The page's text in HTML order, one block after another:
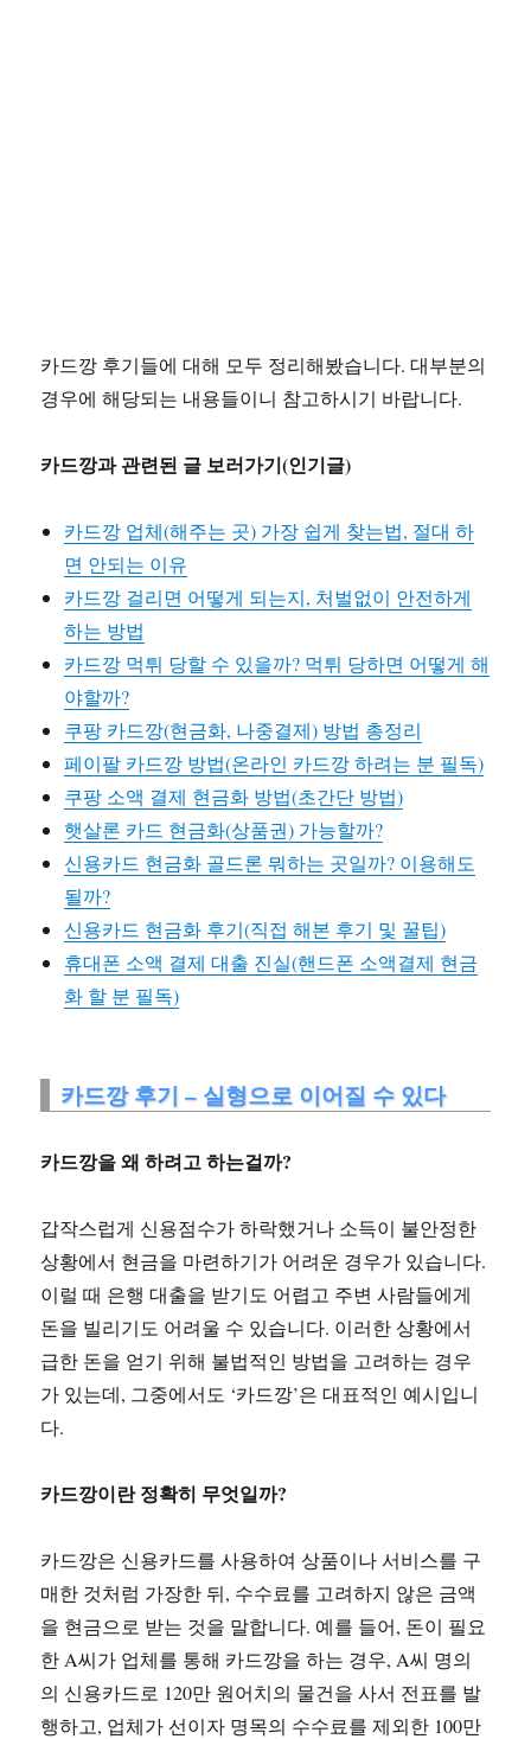
카드깡 후기들에 대해 모두 정리해봤습니다. 대부분의
경우에 해당되는 내용들이니 참고하시기 바랍니다.
카드깡과 관련된 글 보러가기(인기글)
카드깡 업체(해주는 곳) 가장 쉽게 찾는법, 절대 하
면 안되는 이유
카드깡 걸리면 어떻게 되는지, 처벌없이 안전하게
하는 방법
카드깡 먹튀 당할 수 있을까? 먹튀 당하면 어떻게 해
야할까?
쿠팡 카드깡(현금화, 나중결제) 방법 총정리
페이팔 카드깡 방법(온라인 카드깡 하려는 분 필독)
쿠팡 소액 결제 현금화 방법(초간단 방법)
햇살론 카드 현금화(상품권) 가능할까?
신용카드 현금화 골드론 뭐하는 곳일까? 이용해도
될까?
신용카드 현금화 후기(직접 해본 후기 및 꿀팁)
휴대폰 소액 결제 대출 진실(핸드폰 소액결제 현금
화 할 분 필독)
카드깡 후기 – 실형으로 이어질 수 있다
카드깡을 왜 하려고 하는걸까?
갑작스럽게 신용점수가 하락했거나 소득이 불안정한
상황에서 현금을 마련하기가 어려운 경우가 있습니다.
이럴 때 은행 대출을 받기도 어렵고 주변 사람들에게
돈을 빌리기도 어려울 수 있습니다. 이러한 상황에서
급한 돈을 얻기 위해 불법적인 방법을 고려하는 경우
가 있는데, 그중에서도 ‘카드깡’은 대표적인 예시입니
다.
카드깡이란 정확히 무엇일까?
카드깡은 신용카드를 사용하여 상품이나 서비스를 구
매한 것처럼 가장한 뒤, 수수료를 고려하지 않은 금액
을 현금으로 받는 것을 말합니다. 예를 들어, 돈이 필요
한 A씨가 업체를 통해 카드깡을 하는 경우, A씨 명의
의 신용카드로 120만 원어치의 물건을 사서 전표를 발
행하고, 업체가 선이자 명목의 수수료를 제외한 100만